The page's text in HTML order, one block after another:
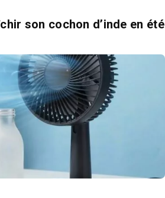
son cochon d’inde en été